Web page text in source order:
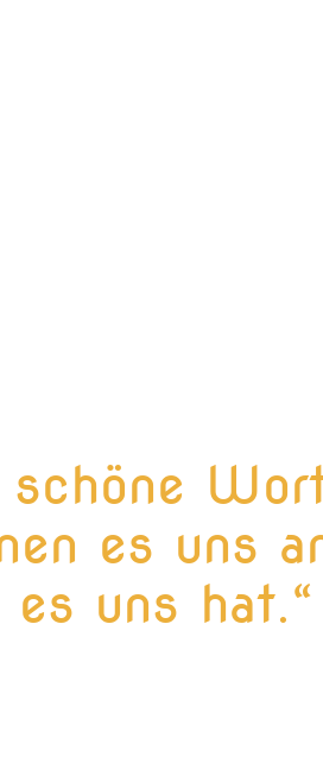
es uns
uns hat.“